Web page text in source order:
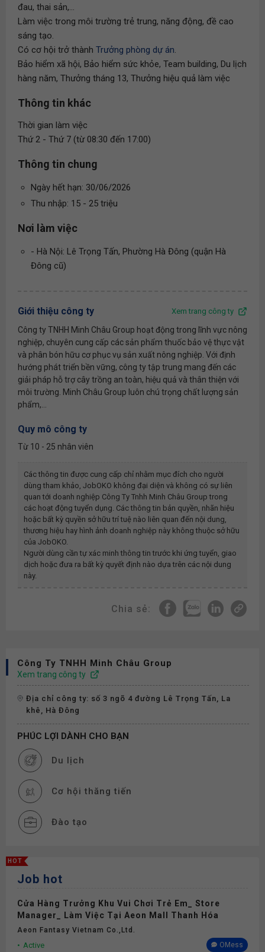
đau, thai sản,...
Làm việc trong môi trường trẻ trung, năng động, đề cao
sáng tạo.
Có cơ hội trở thành Trưởng phòng dự án.
Bảo hiểm xã hội, Bảo hiểm sức khỏe, Team building, Du lịch
hàng năm, Thưởng tháng 13, Thưởng hiệu quả làm việc
Thông tin khác
Thời gian làm việc
Thứ 2 - Thứ 7 (từ 08:30 đến 17:00)
Thông tin chung
Ngày hết hạn: 30/06/2026
Thu nhập: 15 - 25 triệu
Nơi làm việc
- Hà Nội: Lê Trọng Tấn, Phường Hà Đông (quận Hà
Đông cũ)
Giới thiệu công ty Xem trang công ty
Công ty TNHH Minh Châu Group hoạt động trong lĩnh vực nông
nghiệp, chuyên cung cấp các sản phẩm thuốc bảo vệ thực vật
và phân bón hữu cơ phục vụ sản xuất nông nghiệp. Với định
hướng phát triển bền vững, công ty tập trung mang đến các
giải pháp hỗ trợ cây trồng an toàn, hiệu quả và thân thiện với
môi trường. Minh Châu Group luôn chú trọng chất lượng sản
phẩm,...
Quy mô công ty
Từ 10 - 25 nhân viên
Các thông tin được cung cấp chỉ nhằm mục đích cho người
dùng tham khảo, JobOKO không đại diện và không có sự liên
quan tới doanh nghiệp Công Ty Tnhh Minh Châu Group trong
các hoạt động tuyển dụng. Các thông tin bản quyền, nhãn hiệu
hoặc bất kỳ quyền sở hữu trí tuệ nào liên quan đến nội dung,
thương hiệu hay hình ảnh doanh nghiệp này không thuộc sở hữu
của JobOKO.
Người dùng cần tự xác minh thông tin trước khi ứng tuyển, giao
dịch hoặc đưa ra bất kỳ quyết định nào dựa trên các nội dung
này.
Chia sẻ:
Công Ty TNHH Minh Châu Group
Xem trang công ty
Địa chỉ công ty: số 3 ngõ 4 đường Lê Trọng Tấn, La
khê, Hà Đông
PHÚC LỢI DÀNH CHO BẠN
Du lịch
Cơ hội thăng tiến
Đào tạo
Phụ cấp
Bảo hiểm
HOT
Job hot
Cửa Hàng Trưởng Khu Vui Chơi Trẻ Em_ Store
Manager_ Làm Việc Tại Aeon Mall Thanh Hóa
Aeon Fantasy Vietnam Co.,ltd.
Active OMess